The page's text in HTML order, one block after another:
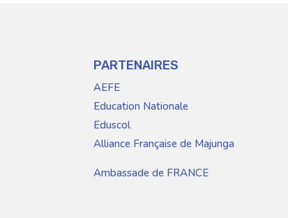
PARTENAIRES
AEFE
Education Nationale
Eduscol
Alliance Française de Majunga
Ambassade de FRANCE